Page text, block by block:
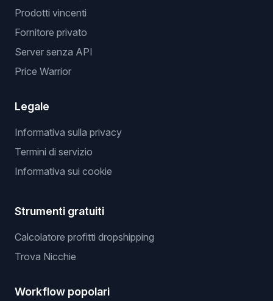
Prodotti vincenti
Fornitore privato
Server senza API
Price Warrior
Legale
Informativa sulla privacy
Termini di servizio
Informativa sui cookie
Strumenti gratuiti
Calcolatore profitti dropshipping
Trova Nicchie
Workflow popolari